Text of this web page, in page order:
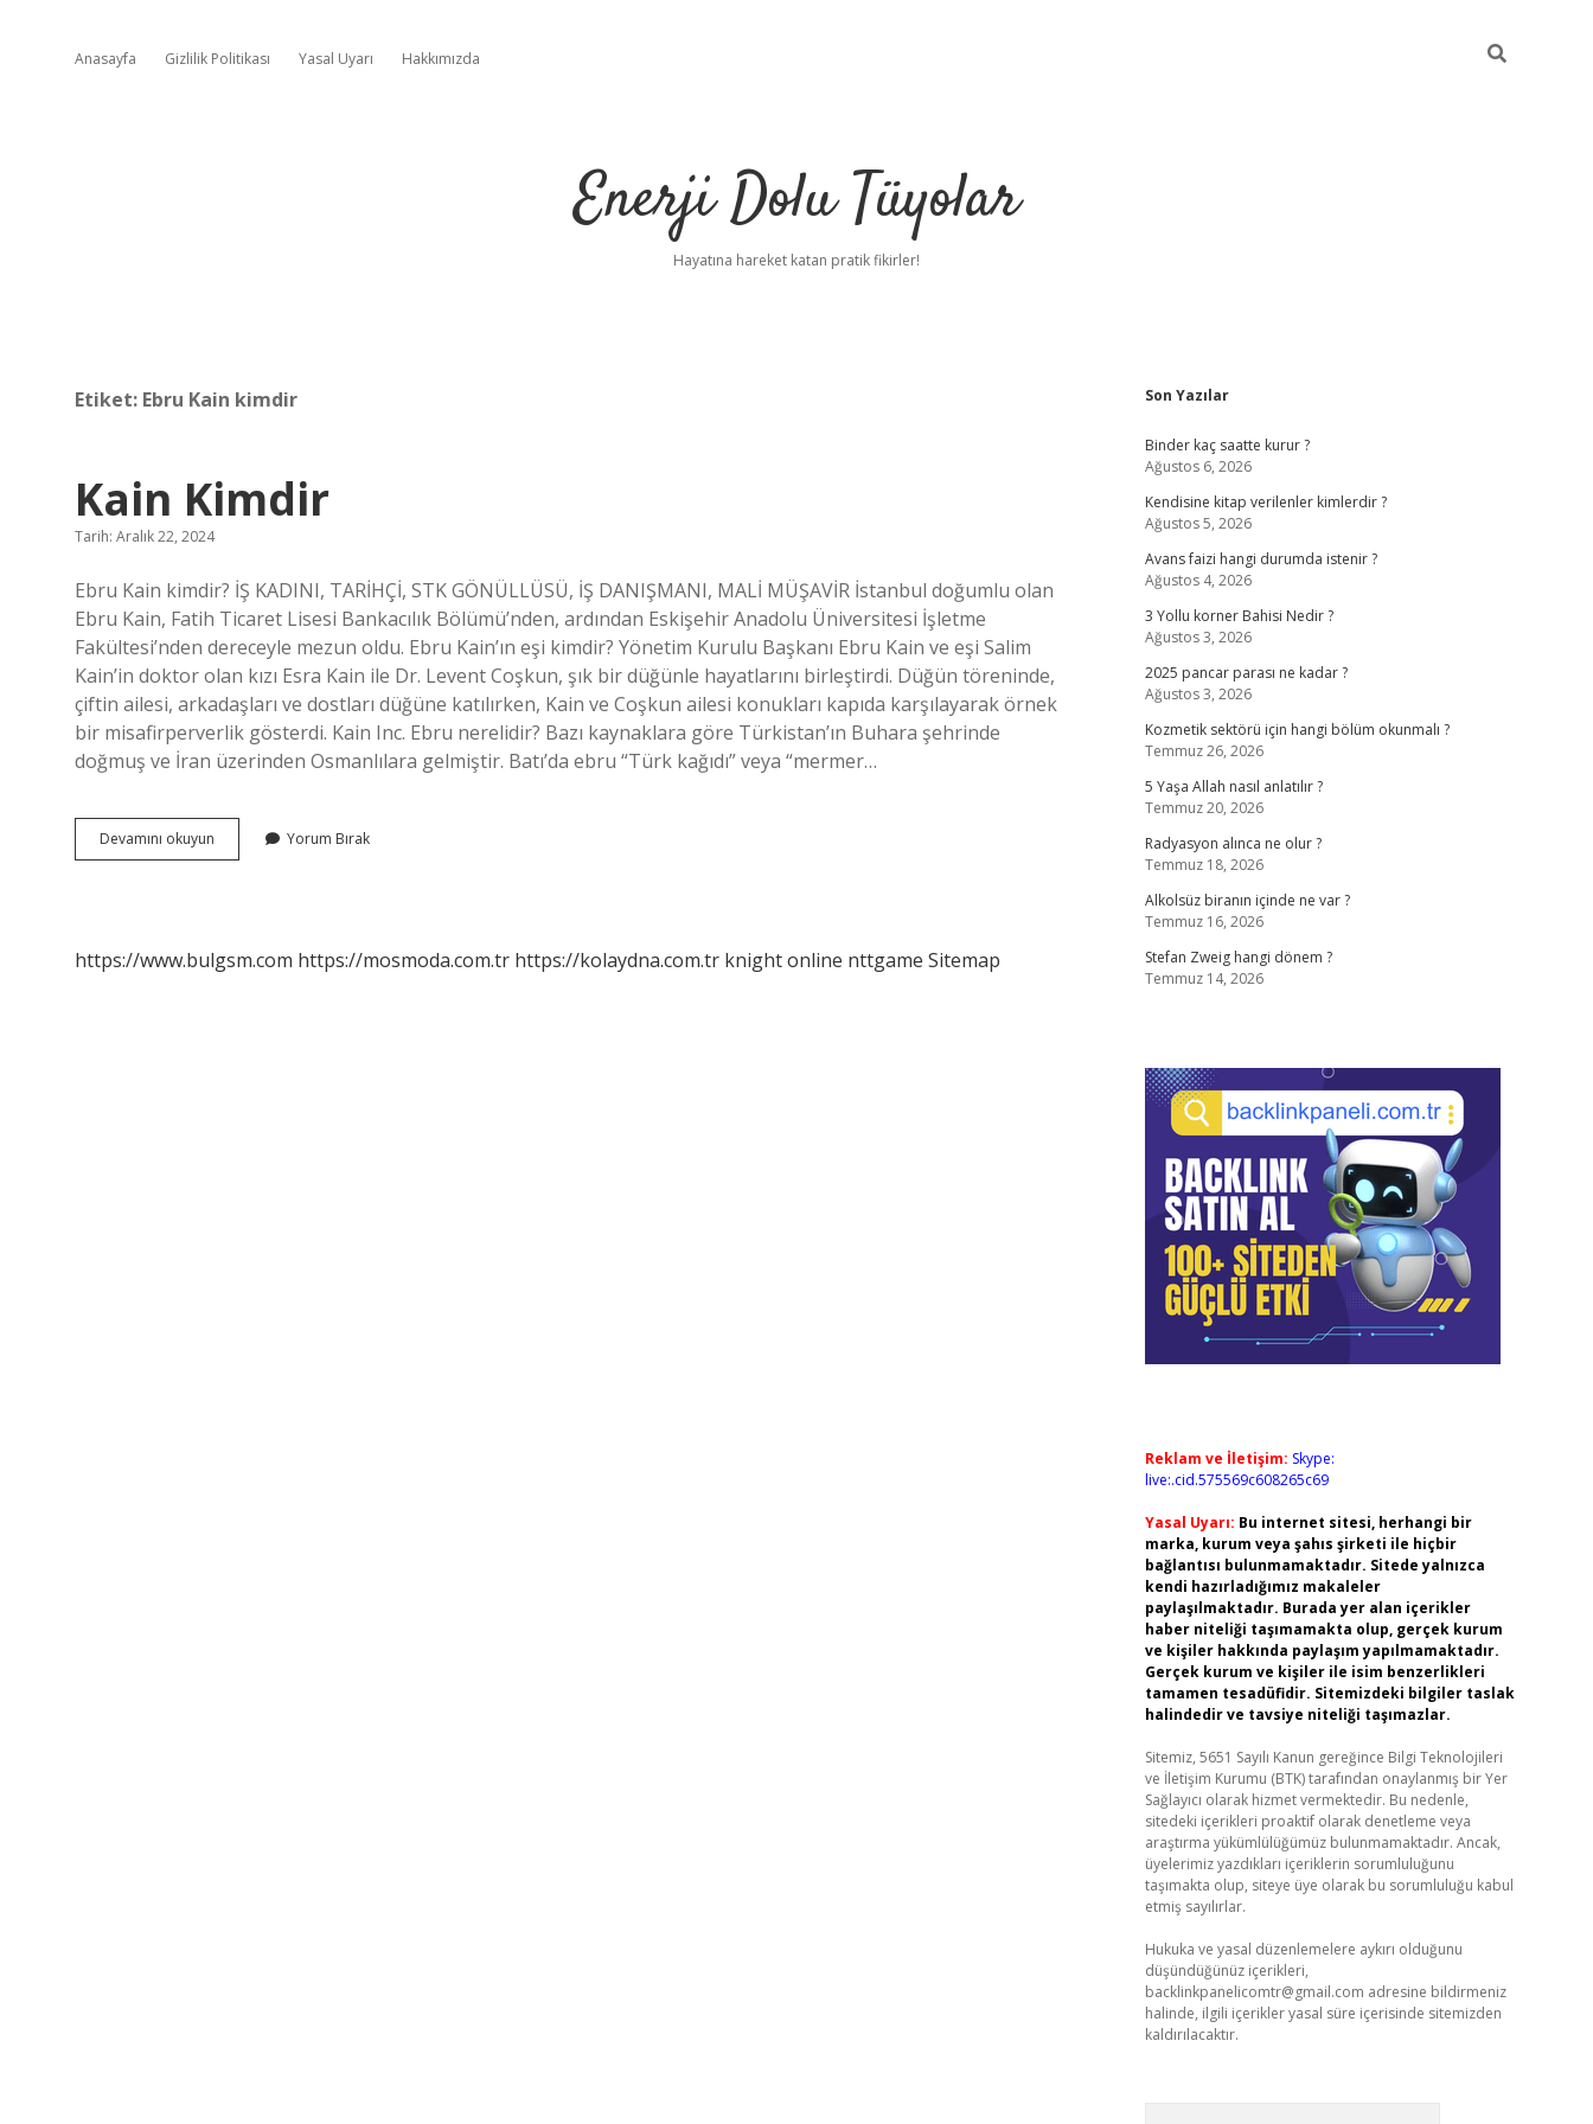
Anasayfa Gizlilik Politikası Yasal Uyarı Hakkımızda
Enerji Dolu Tüyolar
Hayatına hareket katan pratik fikirler!
Etiket: Ebru Kain kimdir
Kain Kimdir
Tarih: Aralık 22, 2024
Ebru Kain kimdir? İŞ KADINI, TARİHÇİ, STK GÖNÜLLÜSÜ, İŞ DANIŞMANI, MALİ MÜŞAVİR İstanbul doğumlu olan
Ebru Kain, Fatih Ticaret Lisesi Bankacılık Bölümü’nden, ardından Eskişehir Anadolu Üniversitesi İşletme
Fakültesi’nden dereceyle mezun oldu. Ebru Kain’ın eşi kimdir? Yönetim Kurulu Başkanı Ebru Kain ve eşi Salim
Kain’in doktor olan kızı Esra Kain ile Dr. Levent Coşkun, şık bir düğünle hayatlarını birleştirdi. Düğün töreninde,
çiftin ailesi, arkadaşları ve dostları düğüne katılırken, Kain ve Coşkun ailesi konukları kapıda karşılayarak örnek
bir misafirperverlik gösterdi. Kain Inc. Ebru nerelidir? Bazı kaynaklara göre Türkistan’ın Buhara şehrinde
doğmuş ve İran üzerinden Osmanlılara gelmiştir. Batı’da ebru “Türk kağıdı” veya “mermer…
Devamını okuyun
Kimdir
Yorum Bırak
https://www.bulgsm.com https://mosmoda.com.tr https://kolaydna.com.tr knight online nttgame Sitemap
Sidebar
Son Yazılar
Binder kaç saatte kurur ?
Ağustos 6, 2026
Kendisine kitap verilenler kimlerdir ?
Ağustos 5, 2026
Avans faizi hangi durumda istenir ?
Ağustos 4, 2026
3 Yollu korner Bahisi Nedir ?
Ağustos 3, 2026
2025 pancar parası ne kadar ?
Ağustos 3, 2026
Kozmetik sektörü için hangi bölüm okunmalı ?
Temmuz 26, 2026
5 Yaşa Allah nasıl anlatılır ?
Temmuz 20, 2026
Radyasyon alınca ne olur ?
Temmuz 18, 2026
Alkolsüz biranın içinde ne var ?
Temmuz 16, 2026
Stefan Zweig hangi dönem ?
Temmuz 14, 2026
Reklam ve İletişim: Skype:
live:.cid.575569c608265c69
Yasal Uyarı: Bu internet sitesi, herhangi bir
marka, kurum veya şahıs şirketi ile hiçbir
bağlantısı bulunmamaktadır. Sitede yalnızca
kendi hazırladığımız makaleler
paylaşılmaktadır. Burada yer alan içerikler
haber niteliği taşımamakta olup, gerçek kurum
ve kişiler hakkında paylaşım yapılmamaktadır.
Gerçek kurum ve kişiler ile isim benzerlikleri
tamamen tesadüfidir. Sitemizdeki bilgiler taslak
halindedir ve tavsiye niteliği taşımazlar.
Sitemiz, 5651 Sayılı Kanun gereğince Bilgi Teknolojileri
ve İletişim Kurumu (BTK) tarafından onaylanmış bir Yer
Sağlayıcı olarak hizmet vermektedir. Bu nedenle,
sitedeki içerikleri proaktif olarak denetleme veya
araştırma yükümlülüğümüz bulunmamaktadır. Ancak,
üyelerimiz yazdıkları içeriklerin sorumluluğunu
taşımakta olup, siteye üye olarak bu sorumluluğu kabul
etmiş sayılırlar.
Hukuka ve yasal düzenlemelere aykırı olduğunu
düşündüğünüz içerikleri,
backlinkpanelicomtr@gmail.com adresine bildirmeniz
halinde, ilgili içerikler yasal süre içerisinde sitemizden
kaldırılacaktır.
ilbet güncel giriş adresi